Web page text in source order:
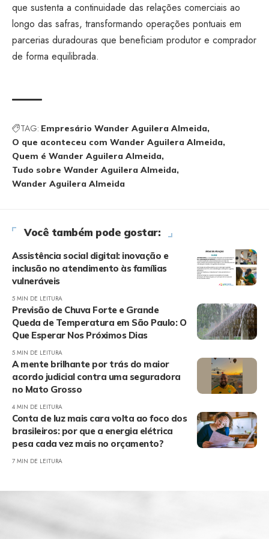
que sustenta a continuidade das relações comerciais ao
longo das safras, transformando operações pontuais em
parcerias duradouras que beneficiam produtor e comprador
de forma equilibrada.
TAG: Empresário Wander Aguilera Almeida
O que aconteceu com Wander Aguilera Almeida
Quem é Wander Aguilera Almeida
Tudo sobre Wander Aguilera Almeida
Wander Aguilera Almeida
Você também pode gostar:
Assistência social digital: inovação e
inclusão no atendimento às famílias
vulneráveis
5 MIN DE LEITURA
Previsão de Chuva Forte e Grande
Queda de Temperatura em São Paulo: O
Que Esperar Nos Próximos Dias
5 MIN DE LEITURA
A mente brilhante por trás do maior
acordo judicial contra uma seguradora
no Mato Grosso
4 MIN DE LEITURA
Conta de luz mais cara volta ao foco dos
brasileiros: por que a energia elétrica
pesa cada vez mais no orçamento?
7 MIN DE LEITURA